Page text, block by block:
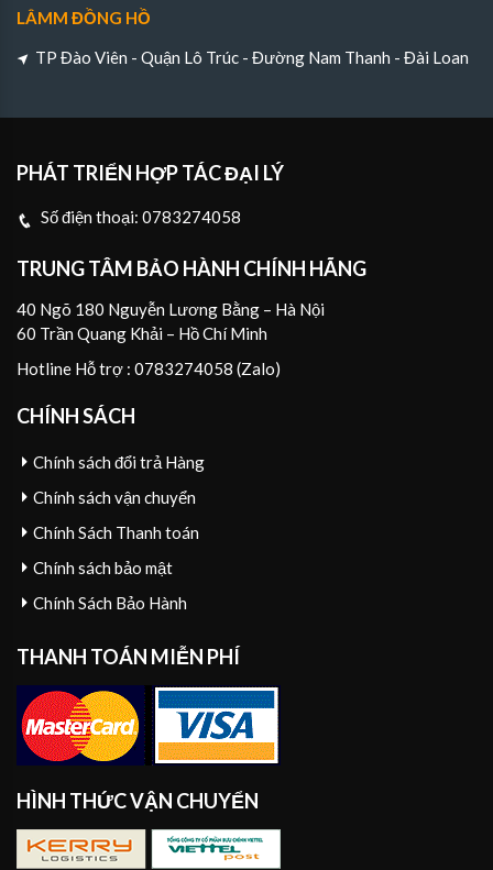
LÂMM ĐỒNG HỒ
TP Đào Viên - Quận Lô Trúc - Đường Nam Thanh - Đài Loan
PHÁT TRIỂN HỢP TÁC ĐẠI LÝ
Số điện thoại: 0783274058
TRUNG TÂM BẢO HÀNH CHÍNH HÃNG
40 Ngõ 180 Nguyễn Lương Bằng – Hà Nội
60 Trần Quang Khải – Hồ Chí Minh
Hotline Hỗ trợ : 0783274058 (Zalo)
CHÍNH SÁCH
Chính sách đổi trả Hàng
Chính sách vận chuyển
Chính Sách Thanh toán
Chính sách bảo mật
Chính Sách Bảo Hành
THANH TOÁN MIỄN PHÍ
HÌNH THỨC VẬN CHUYỂN